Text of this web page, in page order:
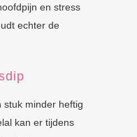
en stress
echter de
stuk minder heftig
kan er tijdens